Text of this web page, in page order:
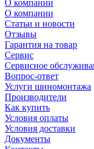
О компании
О компании
Статьи и новости
Отзывы
Гарантия на товар
Сервис
Сервисное
Вопрос-ответ
Услуги шиномонтажа
Производители
Как купить
Условия оплаты
Условия доставки
Документы